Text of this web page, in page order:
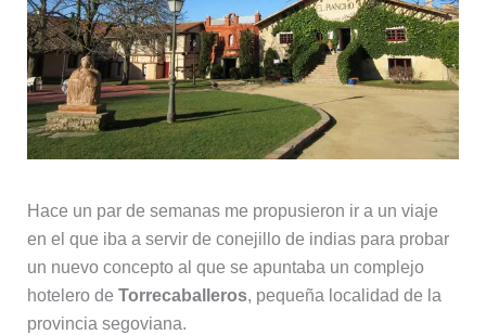
Hace un par de semanas me propusieron ir a un viaje
en el que iba a servir de conejillo de indias para probar
un nuevo concepto al que se apuntaba un complejo
hotelero de Torrecaballeros, pequeña localidad de la
provincia segoviana.